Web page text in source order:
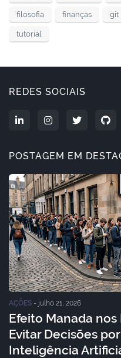
filosofia finanças git
tutorial
REDES SOCIAIS
POSTAGEM EM
AÇÕES - julho 21, 2026
Efeito Manada
Evitar Decisões
Inteligência